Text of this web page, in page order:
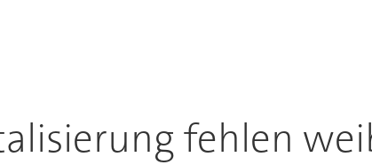
fehlen